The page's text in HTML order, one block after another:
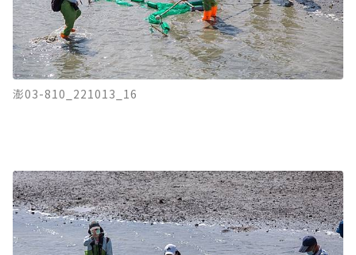
澎03-810_221013_16